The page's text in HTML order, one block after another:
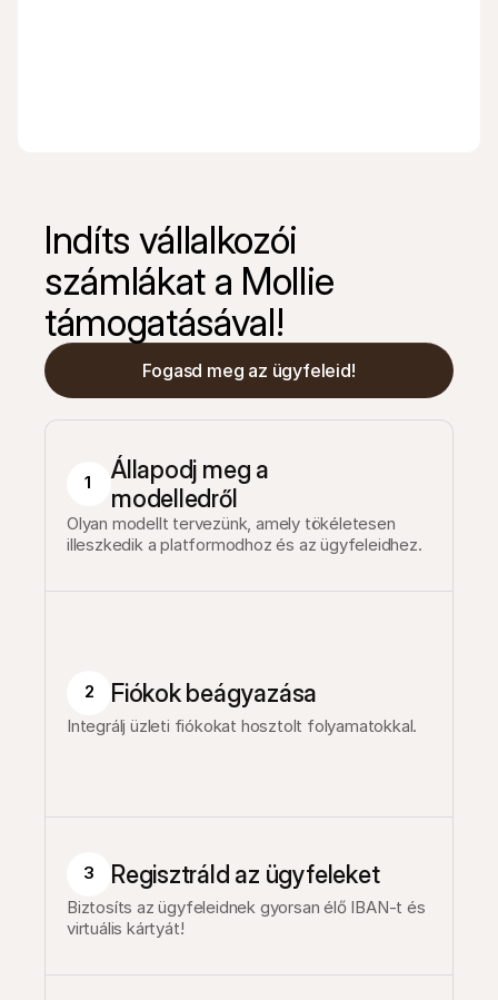
Indíts vállalkozói
számlákat a Mollie
támogatásával!
Fogasd meg az ügyfeleid!
1
Állapodj meg a
modelledről
Olyan modellt tervezünk, amely tökéletesen
illeszkedik a platformodhoz és az ügyfeleidhez.
2 Fiókok beágyazása
Integrálj üzleti fiókokat hosztolt folyamatokkal.
3 Regisztráld az ügyfeleket
Biztosíts az ügyfeleidnek gyorsan élő IBAN-t és
virtuális kártyát!